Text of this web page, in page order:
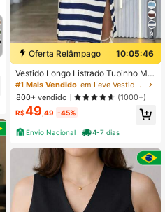
9
Oferta Relâmpago
10:05:45
Vestido Longo Listrado Tubinho Ma
nga Curta Com Fenda Lateral
#1 Mais Vendido
em Leve Vestidos Femininos
800+ vendido
(1000+)
R$49 ,49 -45%
Envio Nacional 4-7 dias